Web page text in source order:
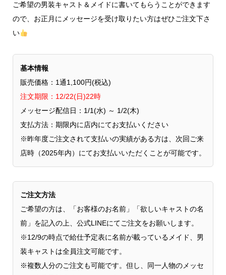
ご希望の男装キャスト＆メイドに書いてもらうことができます
ので、お正月にメッセージを受け取りたい方はぜひご注文下さ
い
基本情報
販売価格：1通1,100円(税込)
注文期限：12/22(日)22時
メッセージ配信日：1/1(水) ～ 1/2(木)
支払方法：期限内に店内にてお支払いください
※昨年度ご注文されて支払いの実績がある方は、次回ご来
店時（2025年内）にてお支払いいただくことが可能です。
ご注文方法
ご希望の方は、「お客様のお名前」「欲しいキャストの名
前」を記入の上、公式LINEにてご注文をお願いします。
※12/9の時点で給仕予定表に名前が載っているメイド、男
装キャストは全員注文可能です。
※複数人分のご注文も可能です。但し、同一人物のメッセ